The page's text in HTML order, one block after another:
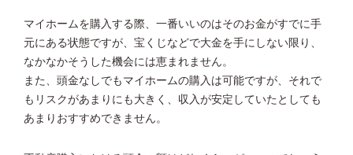
マイホームを購入する際、一番いいのはそのお金がすでに手
元にある状態ですが、宝くじなどで大金を手にしない限り、
なかなかそうした機会には恵まれません。
また、頭金なしでもマイホームの購入は可能ですが、それで
もリスクがあまりにも大きく、収入が安定していたとしても
あまりおすすめできません。